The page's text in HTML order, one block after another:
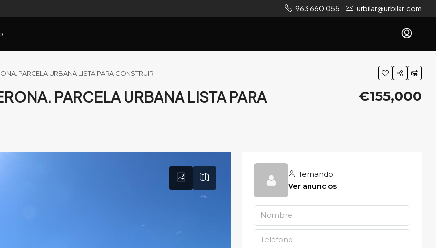
963 660 055 urbilar@urbilar.com
PARCELA URBANA LISTA PARA CONSTRUIR
PARCELA URBANA LISTA PARA €155,000
fernando
Ver anuncios